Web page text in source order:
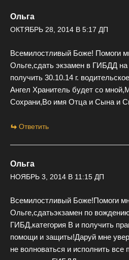
Ольга
ОКТЯБРЬ 28, 2014 В 5:17 ДП
Всемилостливый Боже! Помоги
Ольге,сдать экзамен в ГИБДД
получить 30.10.14 г.
Ангел Хранитель будет со
Сохрани,Во имя Отца и Сына и
Ответить
Ольга
НОЯБРЬ 3, 2014 В 11:15 ДП
Всемилостливый Боже!Помоги
Ольге,сдатьэкзамен по
ГИБД,категория В и получить
помощи и защиты!Даруй мне
не волноваться и исполнить все